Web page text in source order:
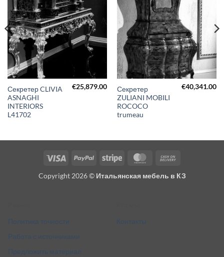
Секретер CLIVIA
ASNAGHI
INTERIORS
L41702
€25,879.00
Секретер
ZULIANI MOBILI
ROCOCO
trumeau
€40,341.00
Visa PayPal Stripe MasterCard
Delivery
Copyright 2026 © Итальянская мебель в КЗ
Политика точности
Работа с источниками
Предложить материал
Контакты